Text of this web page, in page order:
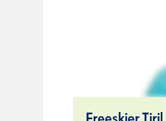
Freeskier